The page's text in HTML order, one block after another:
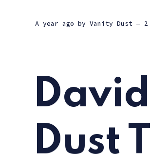
a year ago by Vanity Dust — 2
Dust